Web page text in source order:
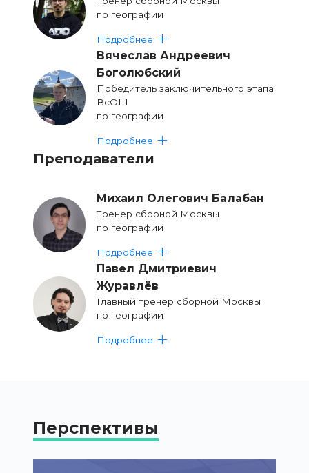
по географии
Подробнее
Вячеслав Андреевич
Боголюбский
Победитель заключительного этапа
ВсОШ
по географии
Подробнее
Преподаватели
Михаил Олегович Балабан
Тренер сборной Москвы
по географии
Подробнее
Павел Дмитриевич
Журавлёв
Главный тренер сборной Москвы
по географии
Подробнее
Перспективы